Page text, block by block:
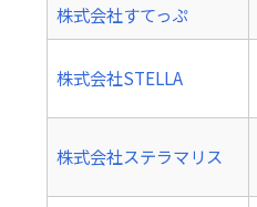
株式会社すてっぷ
株式会社STELLA
株式会社ステラマリス